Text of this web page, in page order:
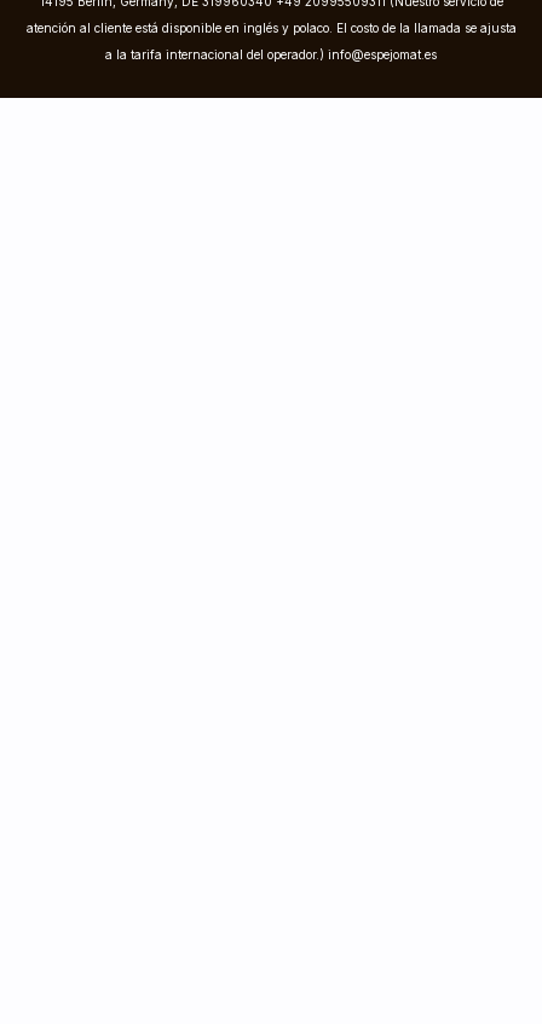
atención al cliente está disponible en inglés y polaco. El costo de la llamada se ajusta
a la tarifa internacional del operador.) info@espejomat.es